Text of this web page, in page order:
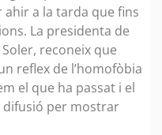
ahir a la tarda que fins
La presidenta de
reconeix que
reflex de l’homofòbia
el que ha passat i el
difusió per mostrar